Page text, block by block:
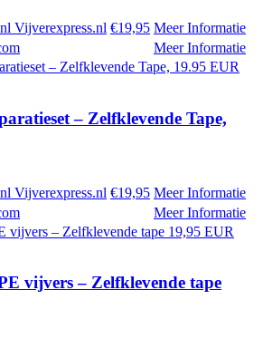
Vijverexpress.nl €19,95 Meer Informatie
Meer Informatie
– Zelfklevende Tape,
Vijverexpress.nl €19,95 Meer Informatie
Meer Informatie
vijvers – Zelfklevende tape